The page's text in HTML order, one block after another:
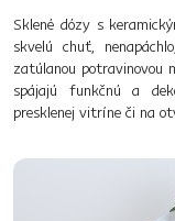
Sklené dózy s
skvelú chuť,
zatúlanou potravinovou
spájajú funkčnú a
presklenej vitríne či na